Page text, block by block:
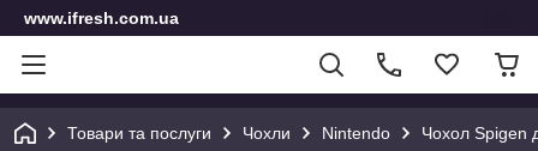
www.ifresh.com.ua
Товари та послуги Чохли Nintendo Чохол Spigen